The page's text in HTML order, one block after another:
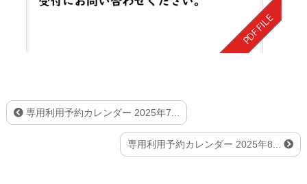
専用利用予約カレンダー 2025年7...
専用利用予約カレンダー 2025年8...